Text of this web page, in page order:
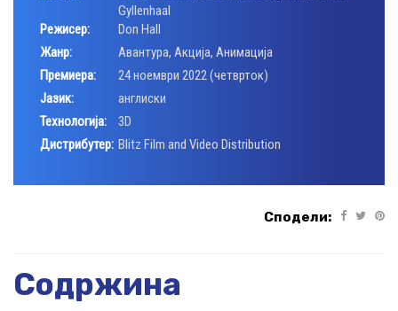
Gyllenhaal
Режисер:
Don Hall
Жанр:
Авантура, Акција, Анимација
Премиера:
24 ноември 2022 (четврток)
Јазик:
англиски
Технологија:
3D
Дистрибутер: Blitz Film and Video Distribution
Сподели:
Содржина